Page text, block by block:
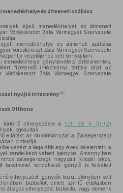
menedékhelye és átmeneti szállása
éjjeli menedékhelyét és átmeneti
Vöröskereszt Zala Vármegyei Szervezete
menedékhelye és átmeneti szállása
Vöröskereszt Zala Vármegyei Szervezete
vezetőjéhez kell benyújtani.
igénybevétele térítésmentes,
fizetendő intézményi térítési díjat az
Zala Vármegyei Szervezete
nyújtó intézmény110
Otthona
történő elhelyezésre a Szt. 68. § (1)-(2)
jogosultak.
ellátást az önkormányzat a Zalaegerszegi
biztosítja.
a legalább egy éves bejelentett, a
rendelkező veheti igénybe. Amennyiben
zalaegerszegi, nagypáli, kispáli lakos,
lakcímmel rendelkező igénylő is felvételt
elhelyezést igénylők közül előnyben kell
biztosított emelt szintű ellátásban
átlagos elhelyezést biztosító, vagy demens